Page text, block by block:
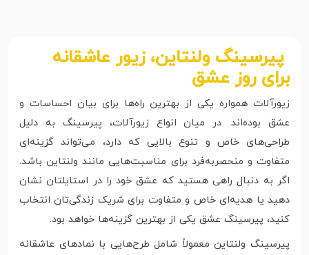
پیرسینگ ولنتاین، زیور عاشقانه
برای روز عشق
زیورآلات همواره یکی از بهترین راه‌ها برای بیان احساسات و
عشق بوده‌اند. در میان انواع زیورآلات، پیرسینگ به دلیل
طراحی‌های خاص و تنوع بالایی که دارد، می‌تواند گزینه‌ای
متفاوت و منحصربه‌فرد برای مناسبت‌هایی مانند ولنتاین باشد.
اگر به دنبال راهی هستید که عشق خود را در استایلتان نشان
دهید یا هدیه‌ای خاص و متفاوت برای شریک زندگی‌تان انتخاب
کنید، پیرسینگ عشق یکی از بهترین گزینه‌ها خواهد بود.
پیرسینگ ولنتاین معمولاً شامل طرح‌هایی با نمادهای عاشقانه